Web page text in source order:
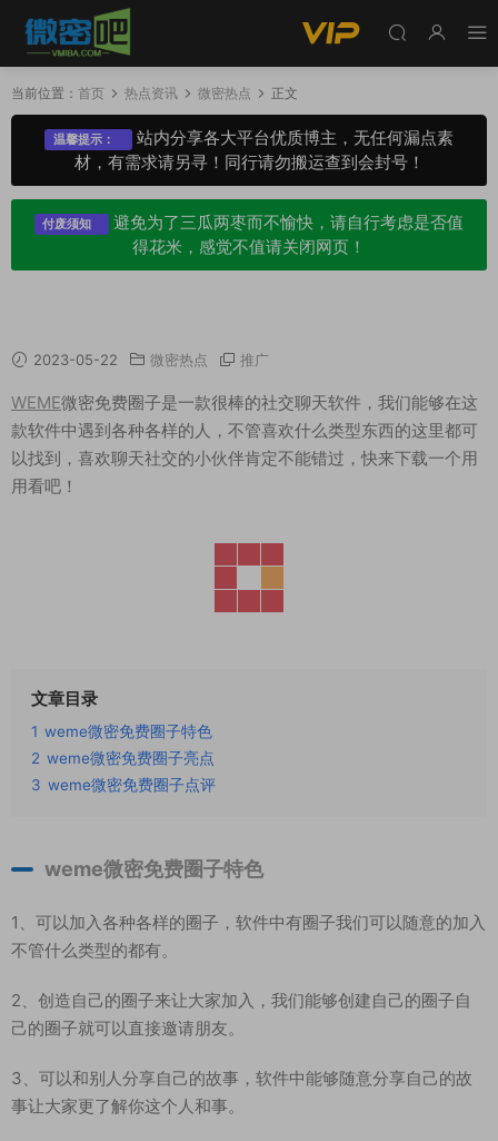
当前位置： 首页 热点资讯 微密热点 正文
温馨提示：
站内分享各大平台优质博主，无任何漏点素
材，有需求请另寻！同行请勿搬运查到会封号！
付废须知
避免为了三瓜两枣而不愉快，请自行考虑是否值
得花米，感觉不值请关闭网页！
2023-05-22 微密热点 推广
WEME微密免费圈子是一款很棒的社交聊天软件，我们能够在这
款软件中遇到各种各样的人，不管喜欢什么类型东西的这里都可
以找到，喜欢聊天社交的小伙伴肯定不能错过，快来下载一个用
用看吧！
文章目录
1 weme微密免费圈子特色
2 weme微密免费圈子亮点
3 weme微密免费圈子点评
weme微密免费圈子特色
1、可以加入各种各样的圈子，软件中有圈子我们可以随意的加入
不管什么类型的都有。
2、创造自己的圈子来让大家加入，我们能够创建自己的圈子自
己的圈子就可以直接邀请朋友。
3、可以和别人分享自己的故事，软件中能够随意分享自己的故
事让大家更了解你这个人和事。